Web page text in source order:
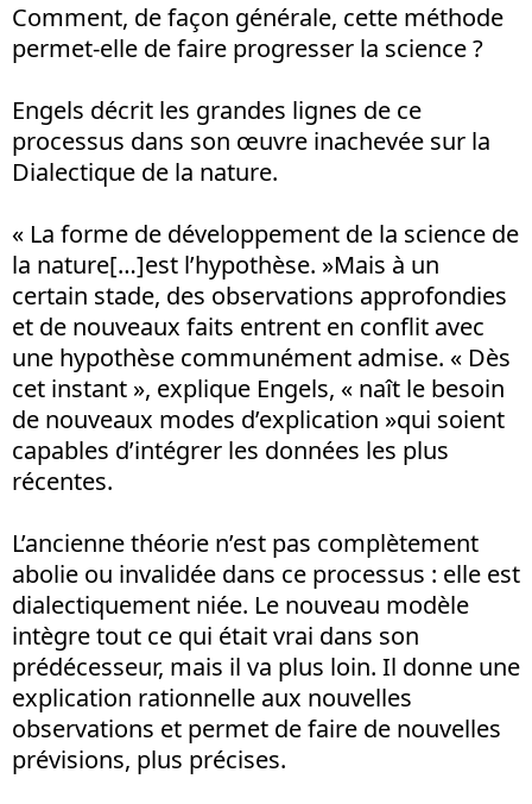
Comment, de façon générale, cette méthode
permet-elle de faire progresser la science ?
Engels décrit les grandes lignes de ce
processus dans son œuvre inachevée sur la
Dialectique de la nature.
« La forme de développement de la science de
la nature[…]est l’hypothèse. »Mais à un
certain stade, des observations approfondies
et de nouveaux faits entrent en conflit avec
une hypothèse communément admise. « Dès
cet instant », explique Engels, « naît le besoin
de nouveaux modes d’explication »qui soient
capables d’intégrer les données les plus
récentes.
L’ancienne théorie n’est pas complètement
abolie ou invalidée dans ce processus : elle est
dialectiquement niée. Le nouveau modèle
intègre tout ce qui était vrai dans son
prédécesseur, mais il va plus loin. Il donne une
explication rationnelle aux nouvelles
observations et permet de faire de nouvelles
prévisions, plus précises.